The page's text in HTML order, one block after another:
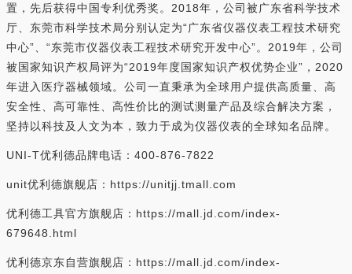
置，先后获得中国专利优秀奖。2018年，公司被广东省科学技术
厅、东莞市科学技术局分别认定为“广东省仪器仪表工程技术研究
中心”、“东莞市仪器仪表工程技术研究开发中心”。2019年，公司
被国家知识产权局评为“2019年度国家知识产权优势企业”，2020
年进入医疗器械领域。公司一直秉承为全球用户提供高质量、高
安全性、高可靠性、高性价比的测试测量产品及综合解决方案，
坚持以科技及人文为本，致力于成为仪器仪表的全球知名品牌。
UNI-T优利德品牌电话：400-876-7822
unit优利德旗舰店：https://unitjj.tmall.com
优利德工具官方旗舰店：https://mall.jd.com/index-
679648.html
优利德京东自营旗舰店：https://mall.jd.com/index-